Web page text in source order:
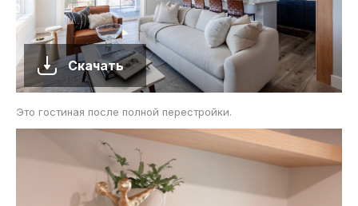
Скачать
Это гостиная после полной перестройки.